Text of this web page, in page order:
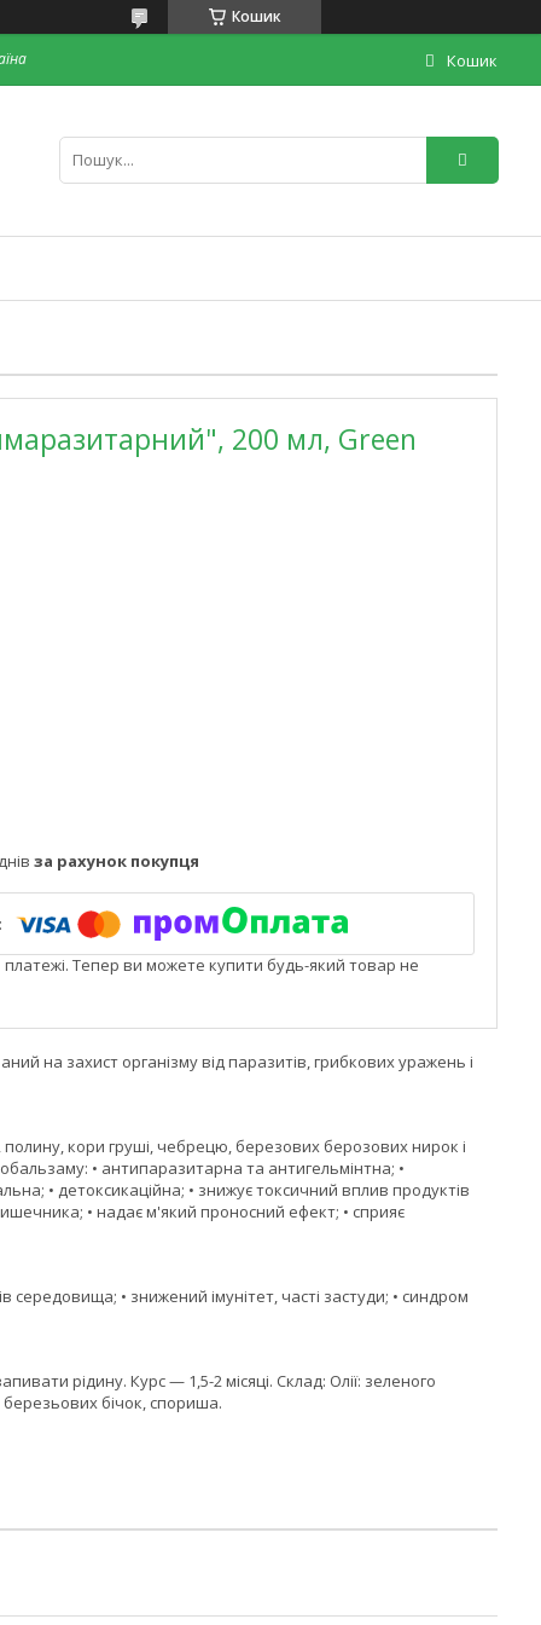
Кошик
Кошик
200 мл, Green
за рахунок покупця
платежі. Тепер ви можете купити будь-який товар не
на захист організму від паразитів, грибкових уражень і
полину, кори груші, чебрецю, березових берозових нирок і
• антипаразитарна та антигельмінтна; •
• детоксикаційна; • знижує токсичний вплив продуктів
• надає м'який проносний ефект; • сприяє
середовища; • знижений імунітет, часті застуди; • синдром
рідину. Курс — 1,5-2 місяці. Склад: Олії: зеленого
бічок, спориша.